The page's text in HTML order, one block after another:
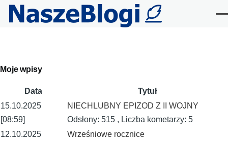
Przejdź do treści
tabs
Moje wpisy
Data
Tytuł
15.10.2025
[08:59]
NIECHLUBNY EPIZOD Z II WOJNY
Odsłony: 515 , Liczba kometarzy: 5
12.10.2025
Wrześniowe rocznice